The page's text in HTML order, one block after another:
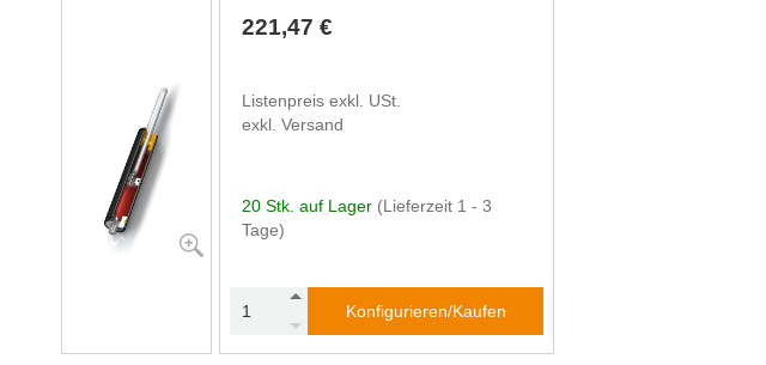
221,47 €
Listenpreis exkl. USt.
exkl. Versand
20 Stk. auf Lager (Lieferzeit 1 - 3
Tage)
Konfigurieren/Kaufen